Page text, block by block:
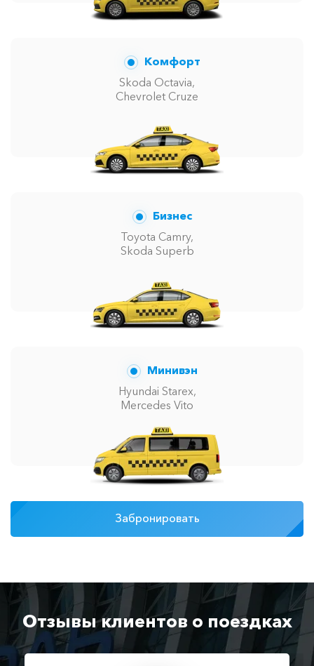
Комфорт
Skoda Octavia,
Chevrolet Cruze
Бизнес
Toyota Camry,
Skoda Superb
Минивэн
Hyundai Starex,
Mercedes Vito
Забронировать
Отзывы клиентов о поездках